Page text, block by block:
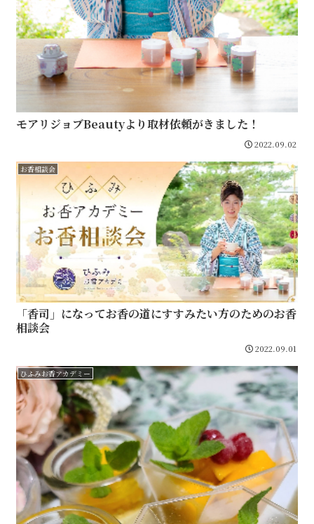
モアリジョブBeautyより取材依頼がきました！
2022.09.02
お香相談会
「香司」になってお香の道にすすみたい方のためのお香
相談会
2022.09.01
ひふみお香アカデミー